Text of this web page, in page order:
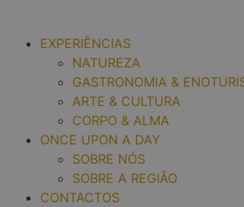
EXPERIÊNCIAS
NATUREZA
GASTRONOMIA &
ARTE & CULTURA
CORPO & ALMA
ONCE UPON A DAY
SOBRE NÓS
SOBRE A REGIÃO
CONTACTOS